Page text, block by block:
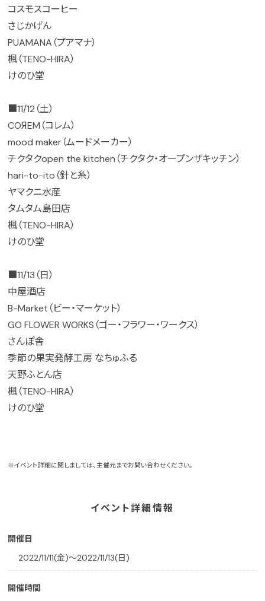
コスモスコーヒー
さじかげん
PUAMANA（プアマナ）
楓（TENO-HIRA）
けのひ堂
■11/12（土）
COЯEM（コレム）
mood maker（ムードメーカー）
チクタクopen the kitchen（チクタク・オープンザキッチン）
hari-to-ito（針と糸）
ヤマクニ水産
タムタム島田店
楓（TENO-HIRA）
けのひ堂
■11/13（日）
中屋酒店
B-Market（ビー・マーケット）
GO FLOWER WORKS（ゴー・フラワー・ワークス）
さんぽ舎
季節の果実発酵工房 なちゅふる
天野ふとん店
楓（TENO-HIRA）
けのひ堂
※イベント詳細に関しましては、主催元までお問い合わせください。
イベント詳細情報
開催日
2022/11/11(金)〜2022/11/13(日)
開催時間